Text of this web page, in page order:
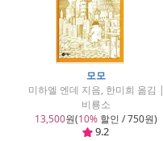
모모
미하엘 엔데 지음, 한미희 옮김 |
비룡소
13,500원(10% 할인 / 750원)
9.2